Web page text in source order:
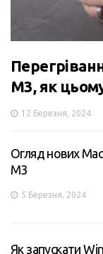
M3, як
12 Березня, 2024
Огляд нових
M3
5 Березня, 2024
Як запускати